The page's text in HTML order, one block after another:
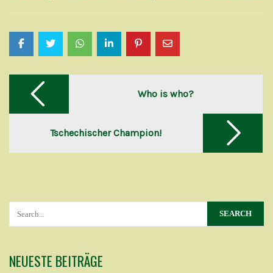
Post
navigation Who is who?
Tschechischer Champion!
NEUESTE BEITRÄGE